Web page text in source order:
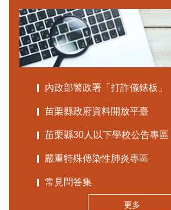
內政部警政署「打詐儀錶板」
苗栗縣政府資料開放平臺
苗栗縣30人以下學校公告專區
嚴重特殊傳染性肺炎專區
常見問答集
更多